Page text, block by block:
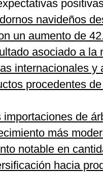
navideños
un aumento de
asociado a la
internacionales y
procedentes
importaciones de
más
notable en
hacia